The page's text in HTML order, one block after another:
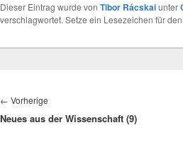
Dieser Eintrag wurde von Tibor Rácskaiunter
verschlagwortet. Setze ein Lesezeichen für den
← Vorherige
Beitrag:
Neues aus der Wissenschaft (9)